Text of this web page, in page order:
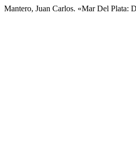
Mantero, Juan Carlos. «Mar Del Plata: